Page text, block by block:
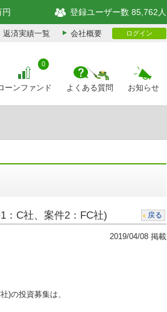
円 登録ユーザー数 85,762人
返済実績一覧 会社概要 ログイン
ーンファンド
0
よくある質問 お知らせ
：C社、案件2：FC社) 戻る
2019/04/08 掲載
)の投資募集は、